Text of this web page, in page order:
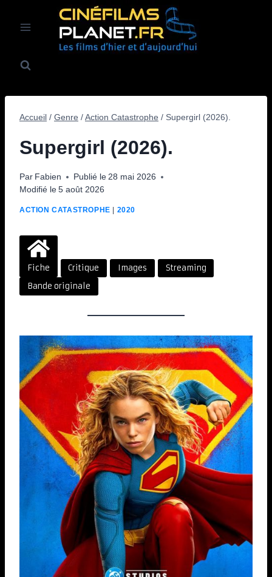
Accueil / Genre /Action Catastrophe / Supergirl (2026).
Supergirl (2026).
Par Fabien Publié le 28 mai 2026
Modifié le 5 août 2026
ACTION CATASTROPHE | 2020
Fiche Critique Images
Streaming
Bande originale